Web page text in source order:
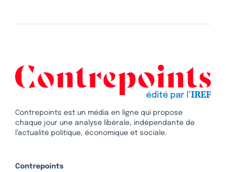
Contrepoints est un média en ligne qui propose
chaque jour une analyse libérale, indépendante de
l’actualité politique, économique et sociale.
Contrepoints